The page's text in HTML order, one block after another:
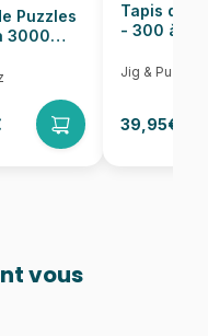
Puzzles
3000
Tapis de
- 300 à
Jig & Puz
39,95€
vous